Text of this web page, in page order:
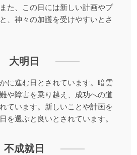
た、この日には新しい計画やプ
、神々の加護を受けやすいとさ
大明日
に進む日とされています。暗雲
や障害を乗り越え、成功への道
ています。新しいことや計画を
を選ぶと良いとされています。
不成就日